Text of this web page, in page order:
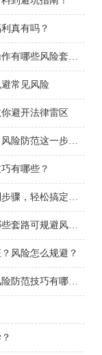
真有吗？
长沙矿产资源勘查许可证怎么申请？转让操作有哪些风险套路？
常见风险
避开法律雷区
长沙水生野生动物驯养繁殖证办理大揭秘：风险防范这一步最关键！
有哪些？
长沙办理动物诊疗许可证全攻略：从条件到步骤，轻松搞定合法诊所
长沙如何办理地震安全性评价资质证书？哪些套路可规避风险？
风险怎么规避？
长沙怎么申领水域滩涂养殖使用证？法律风险防范技巧有哪些？